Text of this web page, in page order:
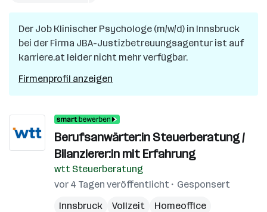
Der Job Klinischer Psychologe (m/w/d) in Innsbruck
bei der Firma JBA-Justizbetreuungsagentur ist auf
karriere.at leider nicht mehr verfügbar.
Firmenprofil anzeigen
Berufsanwärter:in Steuerberatung /
Bilanzierer:in mit Erfahrung
wtt Steuerberatung
vor 4 Tagen veröffentlicht
Gesponsert
Innsbruck
Vollzeit
Homeoffice